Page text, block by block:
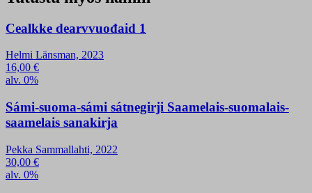
Cealkke dearvvuođaid 1
Helmi Länsman, 2023
16,00 €
alv. 0%
Sámi-suoma-sámi sátnegirji Saamelais-suomalais-
saamelais sanakirja
Pekka Sammallahti, 2022
30,00 €
alv. 0%